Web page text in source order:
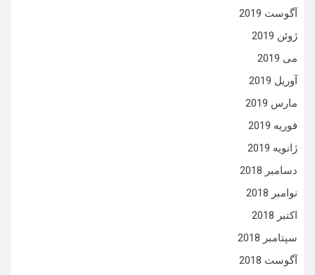
آگوست 2019
ژوئن 2019
می 2019
آوریل 2019
مارس 2019
فوریه 2019
ژانویه 2019
دسامبر 2018
نوامبر 2018
اکتبر 2018
سپتامبر 2018
آگوست 2018